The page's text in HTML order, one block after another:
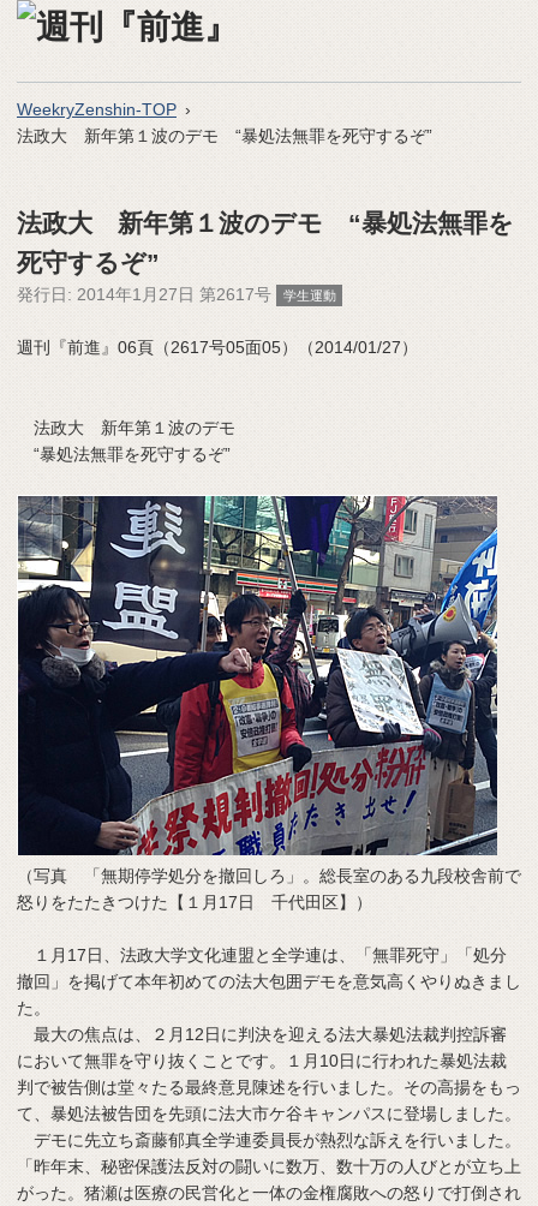
WeekryZenshin-TOP
法政大 新年第１波のデモ “暴処法無罪を死守するぞ”
法政大 新年第１波のデモ “暴処法無罪を
死守するぞ”
発行日: 2014年1月27日 第2617号 学生運動
週刊『前進』06頁（2617号05面05）（2014/01/27）
法政大 新年第１波のデモ
“暴処法無罪を死守するぞ”
（写真 「無期停学処分を撤回しろ」。総長室のある九段校舎前で
怒りをたたきつけた【１月17日 千代田区】）
１月17日、法政大学文化連盟と全学連は、「無罪死守」「処分
撤回」を掲げて本年初めての法大包囲デモを意気高くやりぬきまし
た。
最大の焦点は、２月12日に判決を迎える法大暴処法裁判控訴審
において無罪を守り抜くことです。１月10日に行われた暴処法裁
判で被告側は堂々たる最終意見陳述を行いました。その高揚をもっ
て、暴処法被告団を先頭に法大市ケ谷キャンパスに登場しました。
デモに先立ち斎藤郁真全学連委員長が熱烈な訴えを行いました。
「昨年末、秘密保護法反対の闘いに数万、数十万の人びとが立ち上
がった。猪瀬は医療の民営化と一体の金権腐敗への怒りで打倒され